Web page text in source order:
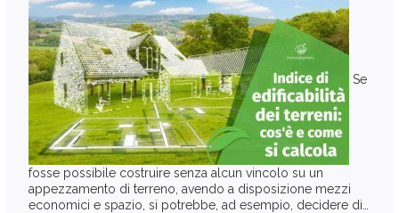
Se
fosse possibile costruire senza alcun vincolo su un
appezzamento di terreno, avendo a disposizione mezzi
economici e spazio, si potrebbe, ad esempio, decidere di…